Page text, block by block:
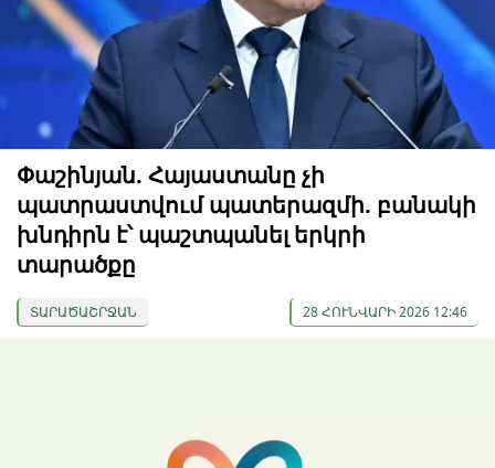
Փաշինյան. Հայաստանը չի
պատրաստվում պատերազմի. բանակի
խնդիրն է՝ պաշտպանել երկրի
տարածքը
ՏԱՐԱԾԱՇՐՋԱՆ 28 ՀՈՒՆՎԱՐԻ 2026 12:46